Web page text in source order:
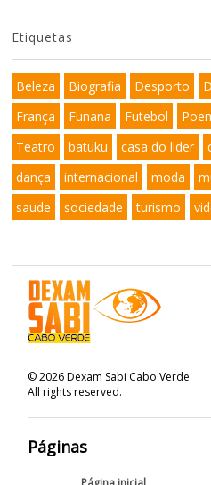
Etiquetas
Beleza Biografia Desporto
França
Funana Futebol
Teatro
batuku casa do lider
dança
internacional moda
saude
sociedade turismo
©2026Dexam Sabi Cabo Verde
All rights reserved.
Páginas